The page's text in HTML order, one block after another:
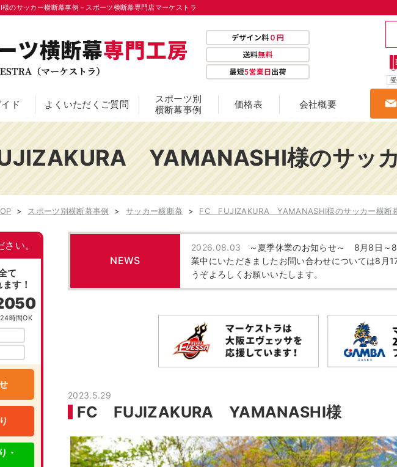
サッカー横断幕事例－スポーツ横断幕専門店マーケストラ
マーケストラTOP
ド よくいただくご質問
スポーツ別
横断幕事例
バスケットボール横断幕 バドミントン横断幕 バレーボール横断幕 ハンドボー
体操横断幕 剣道横断幕 卓球横断幕 柔道横断幕
競艇横断幕 選手応援横断幕 野球横断幕
価格表 会社概要
YAMANASHI様のサッ
スポーツ別横断幕事例 サッカー横断幕 FC FUJIZAKURA YAMANASHI様のサッカー横断
NEWS
2026.08.03
～夏季休業のお知らせ～ 8月8日
業中にいただきましたお問い合わせについては8月
うぞよろしくお願いいたします。
2023.5.29
FC FUJIZAKURA YAMANASHI様
い。
て
す！
時間OK
・